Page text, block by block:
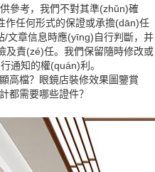
參考，我們不對其準(zhǔn)確
作任何形式的保證或承擔(dān)任
文章信息時應(yīng)自行判斷，并
及責(zé)任。我們保留隨時修改或
通知的權(quán)利。
高檔？眼鏡店裝修效果圖鑒賞
都需要哪些證件？